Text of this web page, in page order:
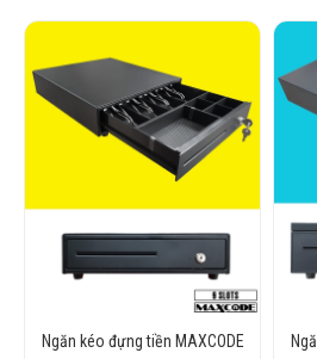
Ngăn kéo đựng tiền MAXCODE